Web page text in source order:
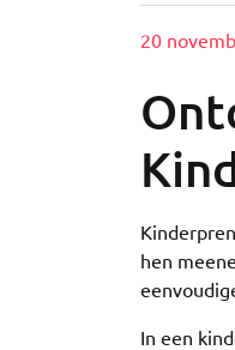
Geplaatst
20
hen
In een